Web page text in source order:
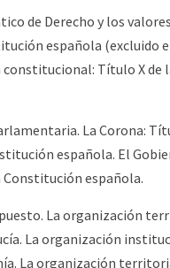
de Derecho y los
española (excluido
Título X de
La Corona:
española. El
española.
La organización
La organización
La organización